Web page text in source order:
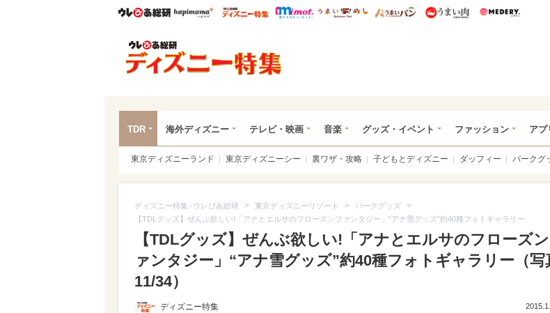
ウレぴあ総研ハピママ* ウレぴあ総研 ディズニー特集
mimot. うまいめし うまいパン うまい肉
TDR 海外ディズニー テレビ・映画 音楽 グッズ・イベント ファッション アプ
東京ディズニーランド 東京ディズニーシー 裏ワザ・攻略 子どもとディズニー ダッフィー パークグ
ディズニー特集 -ウレぴあ総研 > 東京ディズニーリゾート > パークグッズ >
【TDLグッズ】ぜんぶ欲しい!「アナとエルサのフローズンファンタジー」“アナ雪グッズ”約40種フォトギャラリー
【TDLグッズ】ぜんぶ欲しい!「アナとエルサのフローズ
ァンタジー」“アナ雪グッズ”約40種フォトギャラリー（写
11/34）
ディズニー特集